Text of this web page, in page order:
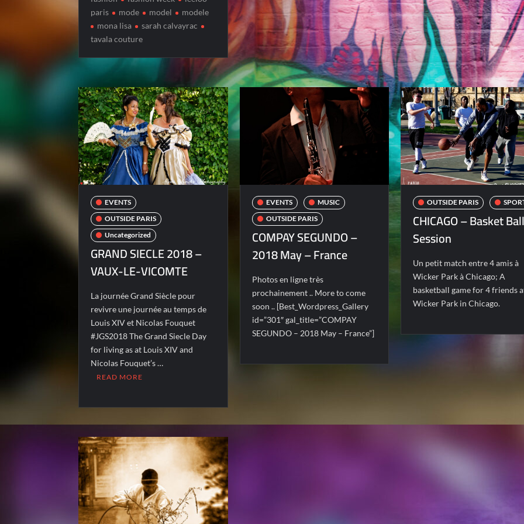
paris
mode model
modele
mona lisa
sarah calvayrac
tavala couture
EVENTS
OUTSIDE PARIS
Uncategorized
GRAND SIECLE 2018 –
VAUX-LE-VICOMTE
La journée Grand Siècle pour
revivre une journée au temps de
Louis XIV et Nicolas Fouquet
#JGS2018 The Grand Siecle Day
for living as at Louis XIV and
Nicolas Fouquet’s …
READ MORE
EVENTS
MUSIC
OUTSIDE PARIS
COMPAY SEGUNDO –
2018 May – France
Photos en ligne très
prochainement .. More to come
soon .. [Best_Wordpress_Gallery
id=”301″ gal_title=”COMPAY
SEGUNDO – 2018 May – France”]
OUTSIDE PARIS
CHICAGO – Basket
Session
Un petit match entre 4 amis à
Wicker Park à Chicago; A
basketball game for 4 friends
Wicker Park in Chicago.